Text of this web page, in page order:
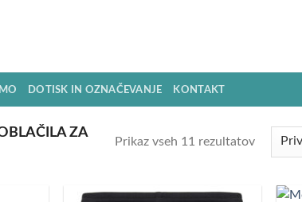
DOTISK IN OZNAČEVANJE KONTAKT
ZA
Prikaz vseh 11 rezultatov